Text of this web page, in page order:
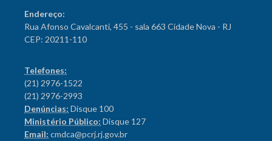
Endereço:
Rua Afonso Cavalcanti, 455 - sala 663 Cidade Nova - RJ
CEP: 20211-110
Telefones:
(21) 2976-1522
(21) 2976-2993
Denúncias: Disque 100
Ministério Público: Disque 127
Email: cmdca@pcrj.rj.gov.br